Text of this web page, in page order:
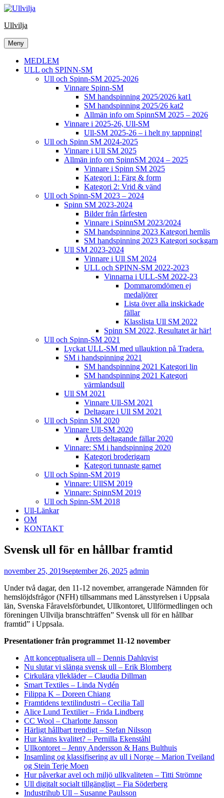
Hoppa
innehåll
Ullvilja
Meny
MEDLEM
ULL och SPINN-SM
Ull och Spinn-SM 2025-2026
Vinnare Spinn-SM
SM handspinning 2025/2026 kat1
SM handspinning 2025/26 kat2
Allmän info om SpinnSM 2025 – 2026
Vinnare i 2025-26, Ull-SM
Ull-SM 2025-26 – i helt ny tappning!
Ull och Spinn SM 2024-2025
Vinnare i Ull SM 2025
Allmän info om SpinnSM 2024 – 2025
Vinnare i Spinn SM 2025
Kategori 1: Färg & form
Kategori 2: Vrid & vänd
Ull och Spinn-SM 2023 – 2024
Spinn SM 2023-2024
Bilder från fårfesten
Vinnare i SpinnSM 2023/2024
SM handspinning 2023 Kategori hemlis
SM handspinning 2023 Kategori sockgarn
Ull SM 2023-2024
Vinnare i Ull SM 2024
ULL och SPINN-SM 2022-2023
Vinnarna i ULL-SM 2022-23
Dommaromdömen ej
medaljörer
Lista över alla inskickade
fällar
Klasslista Ull SM 2022
Spinn SM 2022, Resultatet är här!
Ull och Spinn-SM 2021
Lyckat ULL-SM med ullauktion på Tradera.
SM i handspinning 2021
SM handspinning 2021 Kategori lin
SM handspinning 2021 Kategori
värmlandsull
Ull SM 2021
Vinnare Ull-SM 2021
Deltagare i Ull SM 2021
Ull och Spinn SM 2020
Vinnare Ull-SM 2020
Årets deltagande fällar 2020
Vinnare: SM i handspinning 2020
Kategori broderigarn
Kategori tunnaste garnet
Ull och Spinn-SM 2019
Vinnare: UllSM 2019
Vinnare: SpinnSM 2019
Ull och Spinn-SM 2018
Ull-Länkar
OM
KONTAKT
Svensk ull för en hållbar framtid
november 25, 2019september 26, 2025 admin
Under två dagar, den 11-12 november, arrangerade Nämnden för
hemslöjdsfrågor (NFH) tillsammans med Länsstyrelsen i Uppsala
län, Svenska Fåravelsförbundet, Ullkontoret, Ullförmedlingen och
föreningen Ullvilja branschträffen” Svensk ull för en hållbar
framtid” i Uppsala.
Presentationer från programmet 11-12 november
Att konceptualisera ull – Dennis Dahlqvist
Nu slutar vi slänga svensk ull – Erik Blomberg
Cirkulära yllekläder – Claudia Dillman
Smart Textiles – Linda Nydén
Filippa K – Doreen Chiang
Framtidens textilindustri – Cecilia Tall
Alice Lund Textilier – Frida Lindberg
CC Wool – Charlotte Jansson
Härligt hållbart trendigt – Stefan Nilsson
Hur känns kvalitet? – Pernilla Ekenståhl
Ullkontoret – Jenny Andersson & Hans Bulthuis
Insamling og klassifisering av ull i Norge – Marion Tveiland
og Stein Terje Moen
Hur påverkar avel och miljö ullkvaliteten – Titti Strömne
Ull digitalt socialt tillgängligt – Fia Söderberg
Industrihub Ull – Susanne Paulsson